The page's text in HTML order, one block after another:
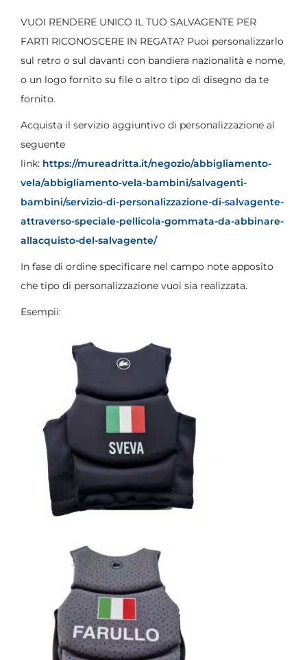
VUOI RENDERE UNICO IL TUO SALVAGENTE PER
FARTI RICONOSCERE IN REGATA? Puoi personalizzarlo
sul retro o sul davanti con bandiera nazionalità e nome,
o un logo fornito su file o altro tipo di disegno da te
fornito.
Acquista il servizio aggiuntivo di personalizzazione al
seguente
link: https://mureadritta.it/negozio/abbigliamento-
vela/abbigliamento-vela-bambini/salvagenti-
bambini/servizio-di-personalizzazione-di-salvagente-
attraverso-speciale-pellicola-gommata-da-abbinare-
allacquisto-del-salvagente/
In fase di ordine specificare nel campo note apposito
che tipo di personalizzazione vuoi sia realizzata.
Esempii: